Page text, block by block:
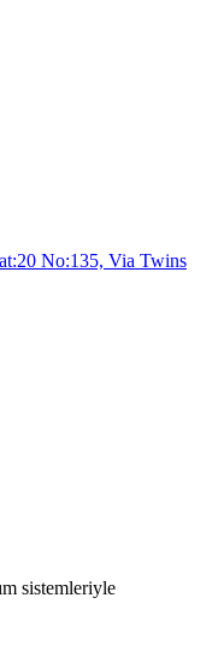
No:135, Via Twins
sistemleriyle